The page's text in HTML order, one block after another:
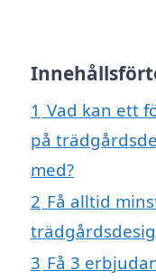
1 Vad kan ett
på
med?
2 Få alltid
3 Få 3